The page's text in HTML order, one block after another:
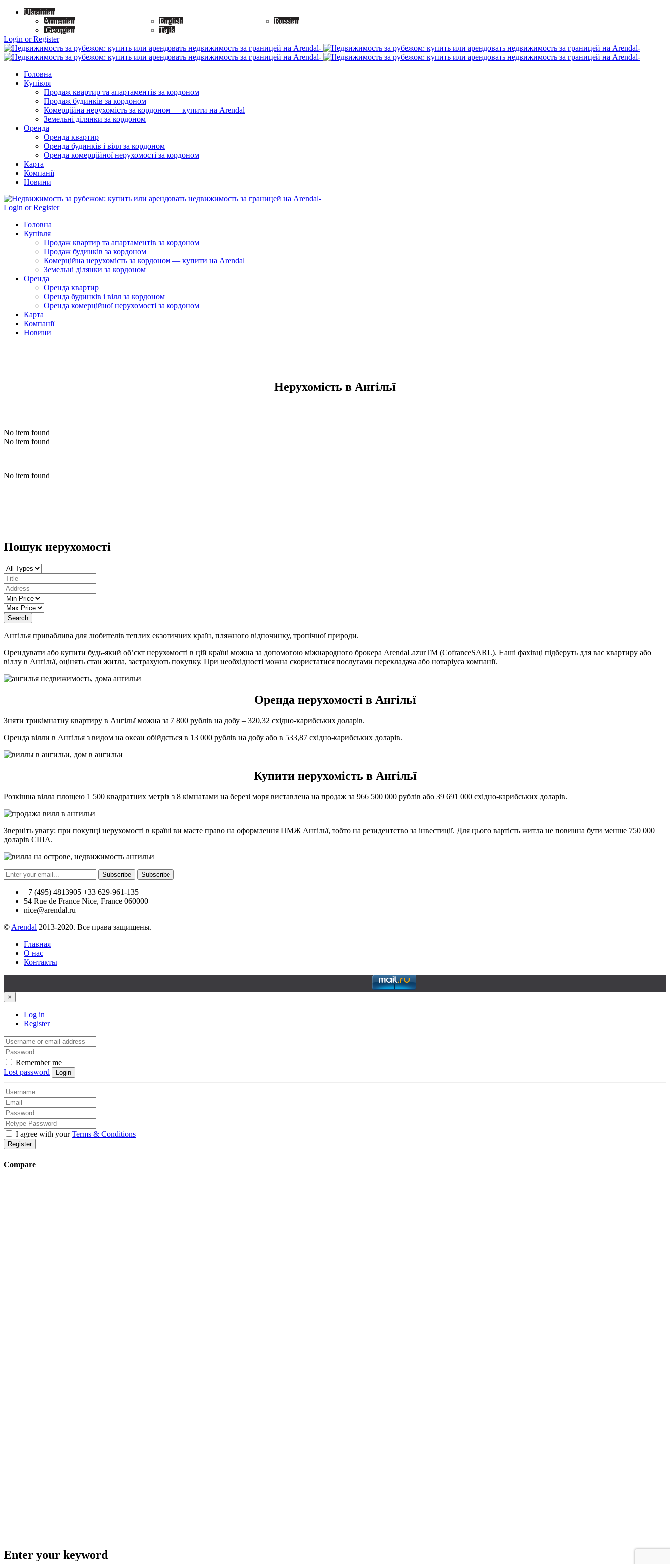
Ukrainian
Armenian
English
Russian
Georgian
Tajik
Login or Register
Головна
Купівля
Продаж квартир та апартаментів за кордоном
Продаж будинків за кордоном
Комерційна нерухомість за кордоном — купити на Arendal
Земельні ділянки за кордоном
Оренда
Оренда квартир
Оренда будинків і вілл за кордоном
Оренда комерційної нерухомості за кордоном
Карта
Компанії
Новини
Login or Register
Головна
Купівля
Продаж квартир та апартаментів за кордоном
Продаж будинків за кордоном
Комерційна нерухомість за кордоном — купити на Arendal
Земельні ділянки за кордоном
Оренда
Оренда квартир
Оренда будинків і вілл за кордоном
Оренда комерційної нерухомості за кордоном
Карта
Компанії
Новини
Нерухомість в Ангільї
No item found
No item found
No item found
Пошук нерухомості
Search
Ангілья приваблива для любителів теплих екзотичних країн, пляжного відпочинку, тропічної природи.
Орендувати або купити будь-який об’єкт нерухомості в цій країні можна за допомогою міжнародного брокера ArendaLazurTM (CofranceSARL). Наші фахівці підберуть для вас квартиру або
віллу в Ангільї, оцінять стан житла, застрахують покупку. При необхідності можна скористатися послугами перекладача або нотаріуса компанії.
Оренда нерухомості в Ангільї
Зняти трикімнатну квартиру в Ангільї можна за 7 800 рублів на добу – 320,32 східно-карибських доларів.
Оренда вілли в Ангілья з видом на океан обійдеться в 13 000 рублів на добу або в 533,87 східно-карибських доларів.
Купити нерухомість в Ангільї
Розкішна вілла площею 1 500 квадратних метрів з 8 кімнатами на березі моря виставлена на продаж за 966 500 000 рублів або 39 691 000 східно-карибських доларів.
Зверніть увагу: при покупці нерухомості в країні ви маєте право на оформлення ПМЖ Ангільї, тобто на резидентство за інвестиції. Для цього вартість житла не повинна бути менше 750 000
доларів США.
Subscribe Subscribe
+7 (495) 4813905 +33 629-961-135
54 Rue de France Nice, France 060000
nice@arendal.ru
© Arendal 2013-2020. Все права защищены.
Главная
О нас
Контакты
×
Log in
Register
Remember me
Lost password
Login
I agree with yourTerms & Conditions
Register
Compare
Enter your keyword